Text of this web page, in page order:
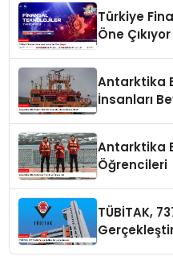
Türkiye
Öne Çıkıyor
Antarktika
İnsanları
Antarktika
Öğrencileri
TÜBİTAK,